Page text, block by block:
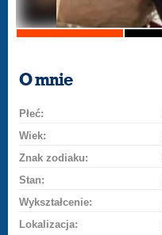
O mnie
Płeć:
Wiek:
Znak zodiaku:
Stan:
Wykształcenie:
Lokalizacja: